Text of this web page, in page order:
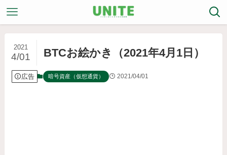
BTCお絵かき（2021年4月1日）
2021
4/01
広告 暗号資産（仮想通貨） 2021/04/01